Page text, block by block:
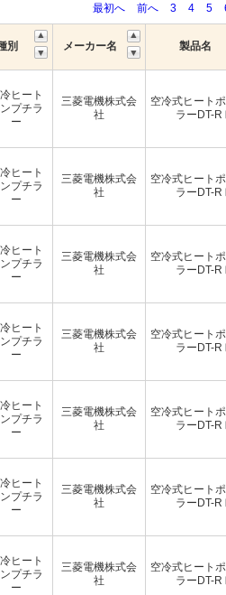
最初へ
前へ 3 4 5
別 メーカー名 製品名
ヒート
プチラ
ー
三菱電機株式会
社
空冷式ヒート
ラーDT-
ヒート
プチラ
ー
三菱電機株式会
社
空冷式ヒート
ラーDT-
ヒート
プチラ
ー
三菱電機株式会
社
空冷式ヒート
ラーDT-
ヒート
プチラ
ー
三菱電機株式会
社
空冷式ヒート
ラーDT-
ヒート
プチラ
ー
三菱電機株式会
社
空冷式ヒート
ラーDT-
ヒート
プチラ
ー
三菱電機株式会
社
空冷式ヒート
ラーDT-
ヒート
プチラ
ー
三菱電機株式会
社
空冷式ヒート
ラーDT-